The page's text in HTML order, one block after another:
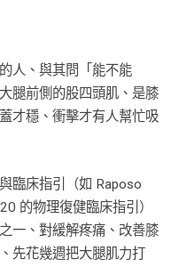
人、與其問「能不能
腿前側的股四頭肌、是膝
才穩、衝擊才有人幫忙吸
臨床指引（如 Raposo
的物理復健臨床指引）
一、對緩解疼痛、改善膝
先花幾週把大腿肌力打